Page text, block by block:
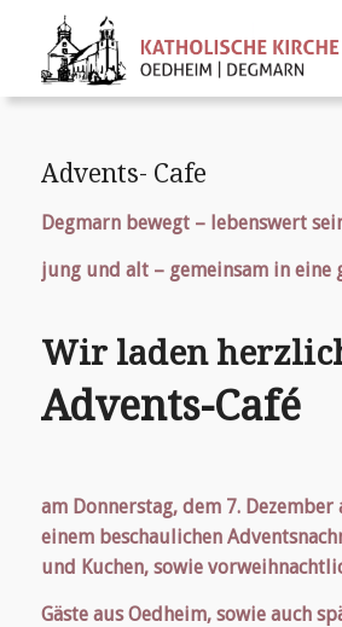
Advents- Cafe
Degmarn bewegt – lebenswert
jung und alt – gemeinsam in eine
Wir laden
Advents-Café
am Donnerstag, dem 7. Dezember
einem beschaulichen
und Kuchen, sowie
Gäste aus Oedheim, sowie auch